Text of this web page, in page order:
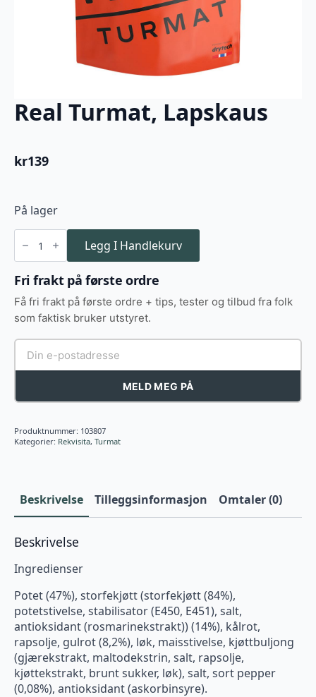
Real Turmat, Lapskaus
kr139
På lager
Real
Turmat,
Lapskaus
antall
Legg I Handlekurv
Fri frakt på første ordre
Få fri frakt på første ordre + tips, tester og tilbud fra folk
som faktisk bruker utstyret.
MELD MEG PÅ
Produktnummer: 103807
Kategorier: Rekvisita, Turmat
Beskrivelse Tilleggsinformasjon Omtaler (0)
Beskrivelse
Ingredienser
Potet (47%), storfekjøtt (storfekjøtt (84%),
potetstivelse, stabilisator (E450, E451), salt,
antioksidant (rosmarinekstrakt)) (14%), kålrot,
rapsolje, gulrot (8,2%), løk, maisstivelse, kjøttbuljong
(gjærekstrakt, maltodekstrin, salt, rapsolje,
kjøttekstrakt, brunt sukker, løk), salt, sort pepper
(0,08%), antioksidant (askorbinsyre).